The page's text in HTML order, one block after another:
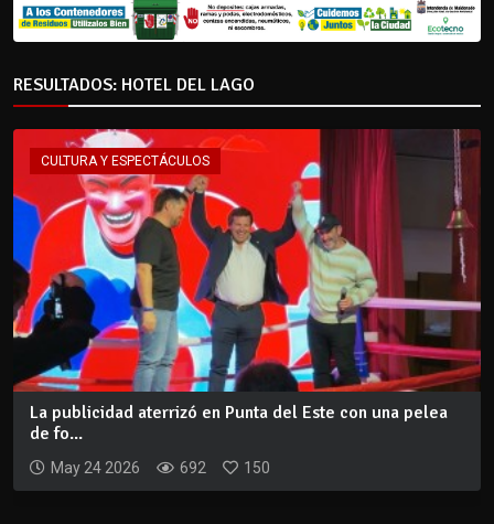
RESULTADOS: HOTEL DEL LAGO
CULTURA Y ESPECTÁCULOS
La publicidad aterrizó en Punta del Este con una pelea
de fo...
May 24 2026 692 150